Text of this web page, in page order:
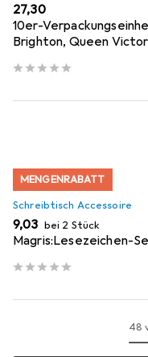
EUR
27,30
10er-
Brighton, Queen
MENGENRABATT
Schreibtisch Accessoire
EUR
9,03 bei 2 Stück
Magris:Lesezeichen-
48